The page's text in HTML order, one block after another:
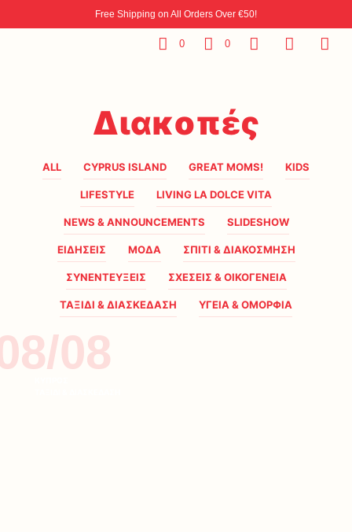
Free Shipping on All Orders Over €50!
0 0
Διακοπές
ALL CYPRUS ISLAND GREAT MOMS! KIDS
LIFESTYLE LIVING LA DOLCE VITA
NEWS & ANNOUNCEMENTS SLIDESHOW
ΕΙΔΗΣΕΙΣ ΜΟΔΑ ΣΠΙΤΙ & ΔΙΑΚΟΣΜΗΣΗ
ΣΥΝΕΝΤΕΥΞΕΙΣ ΣΧΕΣΕΙΣ & ΟΙΚΟΓΕΝΕΙΑ
ΤΑΞΙΔΙ & ΔΙΑΣΚΕΔΑΣΗ ΥΓΕΙΑ & ΟΜΟΡΦΙΑ
08